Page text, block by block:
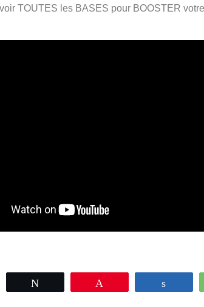
TOUTES les BASES pour BOOSTER